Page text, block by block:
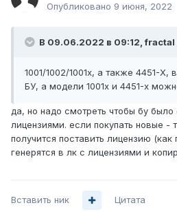
Опубликовано 9 июня, 2022
В 09.06.2022 в 09:12,fractal
1001/1002/1001x, а также 4451-X,
БУ, а модели 1001x и 4451-x
да, но надо смотреть чтобы бу
лицензиями. если покупать новые -
получится поставить лицензию
генерятся в лк с лицензиями и
Вставить ник Цитата